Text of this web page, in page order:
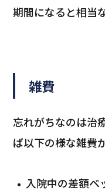
期間になると相当
雑費
忘れがちなのは治
ば以下の様な雑費
入院中の差額ベ